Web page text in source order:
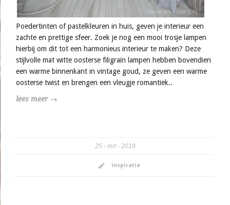
Poedertinten of pastelkleuren in huis, geven je interieur een
zachte en prettige sfeer. Zoek je nog een mooi trosje lampen
hierbij om dit tot een harmonieus interieur te maken? Deze
stijlvolle mat witte oosterse filigrain lampen hebben bovendien
een warme binnenkant in vintage goud, ze geven een warme
oosterse twist en brengen een vleugje romantiek..
lees meer →
25 mrt 2018
inspiratie